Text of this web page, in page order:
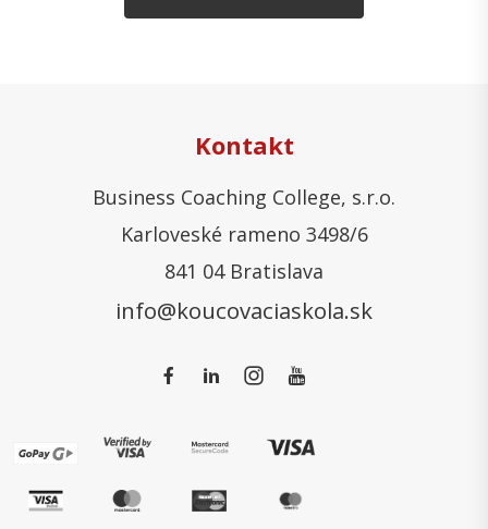
Kontakt
Business Coaching College, s.r.o.
Karloveské rameno 3498/6
841 04 Bratislava
info@koucovaciaskola.sk